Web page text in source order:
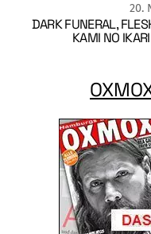
20.
DARK FUNERAL,
KAMI NO